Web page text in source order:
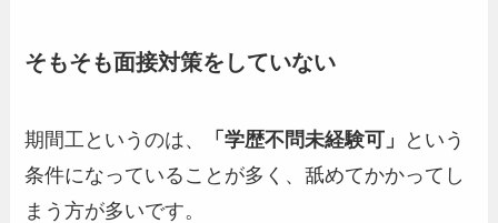
そもそも面接対策をしていない
期間工というのは、 「学歴不問未経験可」
という
条件になっていることが多く、舐めてかかってし
まう方が多いです。